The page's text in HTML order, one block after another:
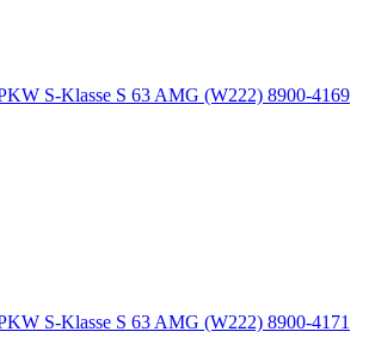
S-Klasse S 63 AMG (W222) 8900-4169
S-Klasse S 63 AMG (W222) 8900-4171